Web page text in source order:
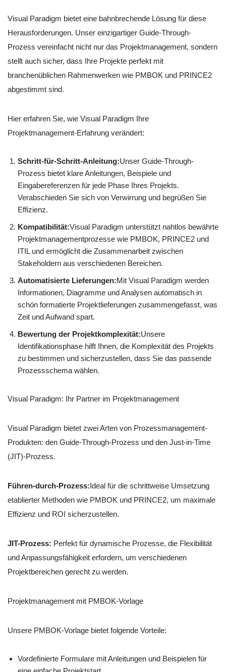
Visual Paradigm bietet eine bahnbrechende Lösung für diese
Herausforderungen. Unser einzigartiger Guide-Through-
Prozess vereinfacht nicht nur das Projektmanagement, sondern
stellt auch sicher, dass Ihre Projekte perfekt mit
branchenüblichen Rahmenwerken wie PMBOK und PRINCE2
abgestimmt sind.
Hier erfahren Sie, wie Visual Paradigm Ihre
Projektmanagement-Erfahrung verändert:
Schritt-für-Schritt-Anleitung:Unser Guide-Through-
Prozess bietet klare Anleitungen, Beispiele und
Eingabereferenzen für jede Phase Ihres Projekts.
Verabschieden Sie sich von Verwirrung und begrüßen Sie
Effizienz.
Kompatibilität:Visual Paradigm unterstützt nahtlos bewährte
Projektmanagementprozesse wie PMBOK, PRINCE2 und
ITIL und ermöglicht die Zusammenarbeit zwischen
Stakeholdern aus verschiedenen Bereichen.
Automatisierte Lieferungen:Mit Visual Paradigm werden
Informationen, Diagramme und Analysen automatisch in
schön formatierte Projektlieferungen zusammengefasst, was
Zeit und Aufwand spart.
Bewertung der Projektkomplexität:Unsere
Identifikationsphase hilft Ihnen, die Komplexität des Projekts
zu bestimmen und sicherzustellen, dass Sie das passende
Prozessschema wählen.
Visual Paradigm: Ihr Partner im Projektmanagement
Visual Paradigm bietet zwei Arten von Prozessmanagement-
Produkten: den Guide-Through-Prozess und den Just-in-Time
(JIT)-Prozess.
Führen-durch-Prozess:Ideal für die schrittweise Umsetzung
etablierter Methoden wie PMBOK und PRINCE2, um maximale
Effizienz und ROI sicherzustellen.
JIT-Prozess: Perfekt für dynamische Prozesse, die Flexibilität
und Anpassungsfähigkeit erfordern, um verschiedenen
Projektbereichen gerecht zu werden.
Projektmanagement mit PMBOK-Vorlage
Unsere PMBOK-Vorlage bietet folgende Vorteile:
Vordefinierte Formulare mit Anleitungen und Beispielen für